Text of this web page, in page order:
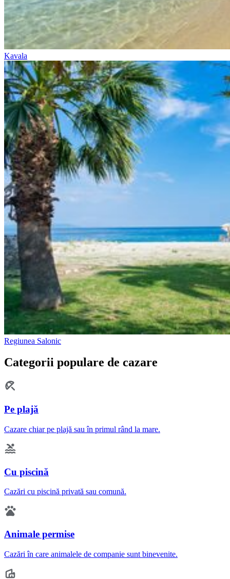
Kavala
Regiunea Salonic
Categorii populare de cazare
Pe plajă
Cazare chiar pe plajă sau în primul rând la mare.
Cu piscină
Cazări cu piscină privată sau comună.
Animale permise
Cazări în care animalele de companie sunt binevenite.